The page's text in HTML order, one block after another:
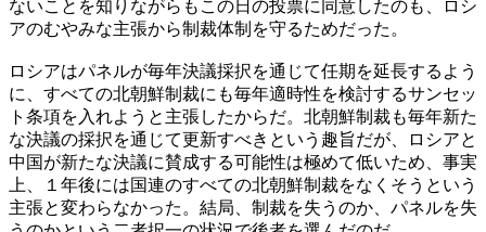
ないことを知りながらもこの日の投票に同意したのも、ロシ
アのむやみな主張から制裁体制を守るためだった。
ロシアはパネルが毎年決議採択を通じて任期を延長するよう
に、すべての北朝鮮制裁にも毎年適時性を検討するサンセッ
ト条項を入れようと主張したからだ。北朝鮮制裁も毎年新た
な決議の採択を通じて更新すべきという趣旨だが、ロシアと
中国が新たな決議に賛成する可能性は極めて低いため、事実
上、１年後には国連のすべての北朝鮮制裁をなくそうという
主張と変わらなかった。結局、制裁を失うのか、パネルを失